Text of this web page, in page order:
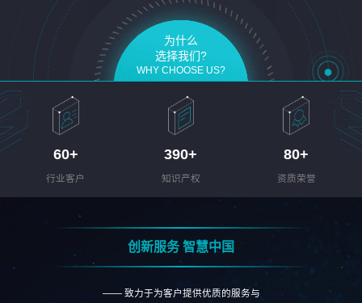
为什么
选择我们?
WHY CHOOSE US?
60+
行业客户
390+
知识产权
80+
资质荣誉
创新服务 智慧中国
—— 致力于为客户提供优质的服务与